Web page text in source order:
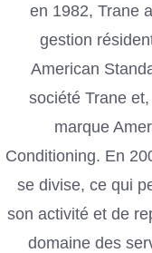
en 1982, Trane
gestion
American
société Trane
marque
Conditioning. En
se divise, ce qui
son activité et de
domaine des